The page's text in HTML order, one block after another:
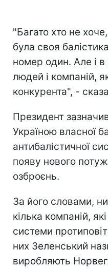
"Багато хто не
була своя
номер один. Але і в
людей і компаній,
конкурента", -
Президент
Україною власної
антибалістичної
появу нового
озброєнь.
За його словами,
кілька компаній,
системи
них Зеленський
виробляють